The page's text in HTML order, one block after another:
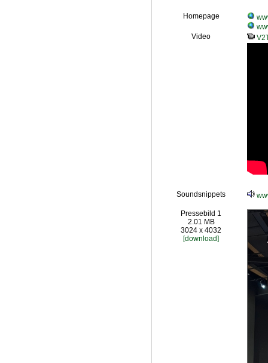
Homepage
Video
Soundsnippets
Pressebild 1
2.01 MB
3024 x 4032
[download]